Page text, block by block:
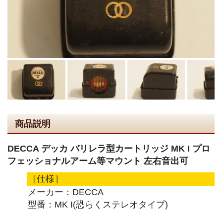
商品説明
DECCA デッカ バリレラ型カートリッジ MK I プロ
フェッショナルアーム等マウント 左右音出可
［仕様］
メーカー：DECCA
型番：MK I(恐らくステレオタイプ)